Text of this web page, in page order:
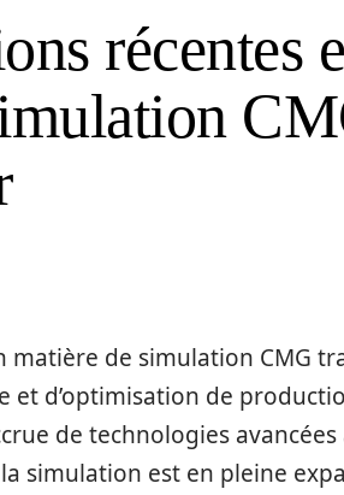
récentes
matière de simulation CMG
d’optimisation de
de technologies
simulation est en pleine